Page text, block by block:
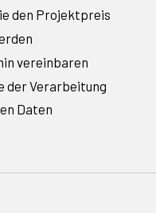
den Projektpreis
vereinbaren
der Verarbeitung
Daten